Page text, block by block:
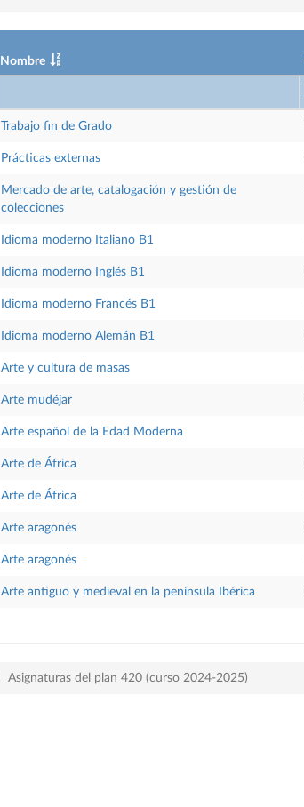
Nombre
Trabajo fin de Grado
Prácticas externas
Mercado de arte, catalogación y gestión de
colecciones
Idioma moderno Italiano B1
Idioma moderno Inglés B1
Idioma moderno Francés B1
Idioma moderno Alemán B1
Arte y cultura de masas
Arte mudéjar
Arte español de la Edad Moderna
Arte de África
Arte de África
Arte aragonés
Arte aragonés
Arte antiguo y medieval en la península Ibérica
Asignaturas del plan 420 (curso 2024-2025)